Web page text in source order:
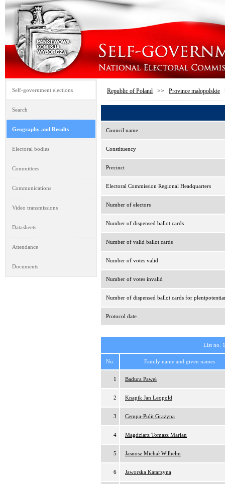
Self-government elections
Search
Geography and Results
Electoral bodies
Committees
Communications
Video transmissions
Datasheets
Attendance
Documents
Republic of Poland >> Province małopolskie
Council name
Constituency
Precinct
Electoral Commission Regional Headquarters
Number of electors
Number of dispensed ballot cards
Number of valid ballot cards
Number of votes valid
Number of votes invalid
Number of dispensed ballot cards for
Protocol date
List no.
No. Family name and given names
1 Badura Paweł
2 Knapik Jan Leopold
3 Cempa-Pulit Grażyna
4 Magdziarz Tomasz Marian
5 Jasnosz Michał Wilhelm
6 Jaworska Katarzyna